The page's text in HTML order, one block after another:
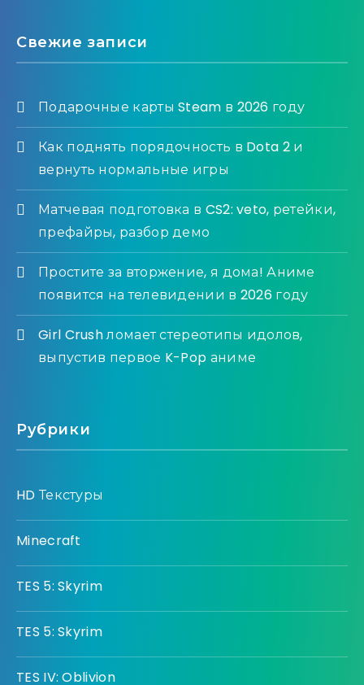
Свежие записи
Подарочные карты Steam в 2026 году
Как поднять порядочность в Dota 2 и
вернуть нормальные игры
Матчевая подготовка в CS2: veto, ретейки,
префайры, разбор демо
Простите за вторжение, я дома! Аниме
появится на телевидении в 2026 году
Girl Crush ломает стереотипы идолов,
выпустив первое K-Pop аниме
Рубрики
HD Текстуры
Minecraft
TES 5: Skyrim
TES 5: Skyrim
TES IV: Oblivion